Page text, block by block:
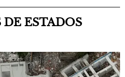
ESTADOS